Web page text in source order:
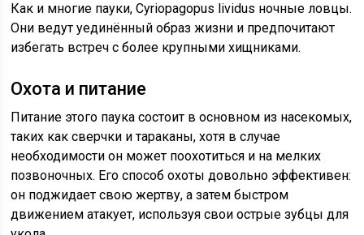
Как и многие пауки, Cyriopagopus lividus ночные ловцы.
Они ведут уединённый образ жизни и предпочитают
избегать встреч с более крупными хищниками.
Охота и питание
Питание этого паука состоит в основном из насекомых,
таких как сверчки и тараканы, хотя в случае
необходимости он может поохотиться и на мелких
позвоночных. Его способ охоты довольно эффективен:
он поджидает свою жертву, а затем быстром
движением атакует, используя свои острые зубцы для